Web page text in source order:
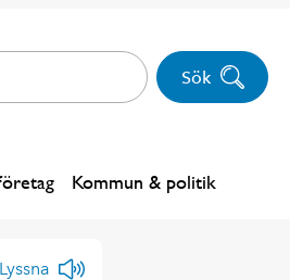
Sök
Kommun & politik
Lyssna